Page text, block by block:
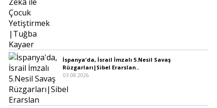
İspanya'da, İsrail İmzalı 5.Nesil Savaş
Rüzgarları|Sibel Erarslan..
03.08.2026